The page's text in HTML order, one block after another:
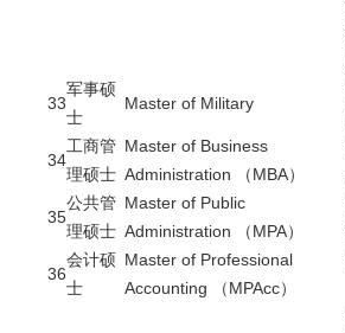
33
军事硕
士
Master of Military
34
工商管
理硕士
Master of Business
Administration （MBA）
35
公共管
理硕士
Master of Public
Administration （MPA）
36
会计硕
士
Master of Professional
Accounting （MPAcc）